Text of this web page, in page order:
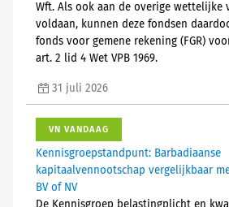
Wft. Als ook aan de overige wettelijke
voldaan, kunnen deze fondsen
fonds voor gemene rekening (FGR)
art. 2 lid 4 Wet VPB 1969.
31 juli 2026
VN VANDAAG
Kennisgroepstandpunt: Barbadiaanse
kapitaalvennootschap vergelijkbaar
BV of NV